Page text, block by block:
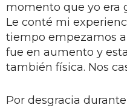
momento que yo era
Le conté mi
tiempo empezamos
fue en aumento y
también física. Nos
Por desgracia